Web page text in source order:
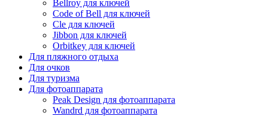
Bellroy для ключей
Code of Bell для ключей
Cle для ключей
Jibbon для ключей
Orbitkey для ключей
Для пляжного отдыха
Для очков
Для туризма
Для фотоаппарата
Peak Design для фотоаппарата
Wandrd для фотоаппарата